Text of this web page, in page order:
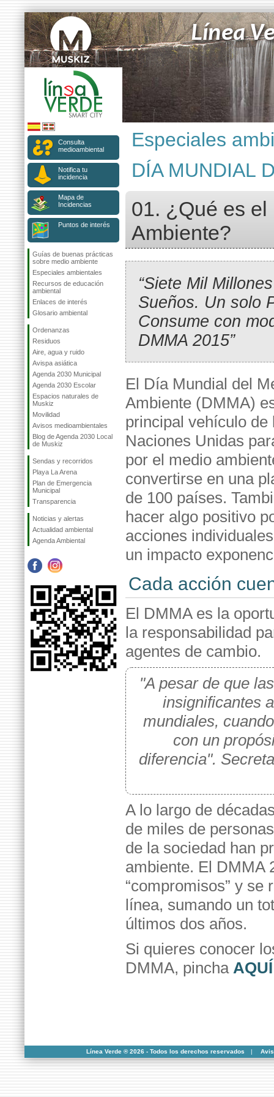
Consulta
medioambiental
Notifica tu
incidencia
Mapa de
Incidencias
Puntos de interés
Guías de buenas prácticas
sobre medio ambiente
Especiales ambientales
Recursos de educación
ambiental
Enlaces de interés
Glosario ambiental
Ordenanzas
Residuos
Aire, agua y ruido
Avispa asiática
Agenda 2030 Municipal
Agenda 2030 Escolar
Espacios naturales de
Muskiz
Movilidad
Avisos medioambientales
Blog de Agenda 2030 Local
de Muskiz
Sendas y recorridos
Playa La Arena
Plan de Emergencia
Municipal
Transparencia
Noticias y alertas
Actualidad ambiental
Agenda Ambiental
Especiales
DÍA MUNDIAL
01. ¿Qué es
Ambiente?
“Siete Mil
Sueños. Un solo
Consume con
DMMA 2015”
El Día Mundial del
Ambiente (DMMA)
principal vehículo de
Naciones Unidas
por el medio
convertirse en una
de 100 países.
hacer algo positivo
acciones
un impacto
Cada acción
El DMMA es la
la responsabilidad
agentes de cambio.
"A pesar de que
insignificantes
mundiales,
con un
diferencia".
A lo largo de
de miles de
de la sociedad han
ambiente. El DMMA
“compromisos” y se
línea, sumando un
últimos dos años.
Si quieres conocer
DMMA, pincha AQUÍ
Línea Verde ® 2026 - Todos los derechos reservados |